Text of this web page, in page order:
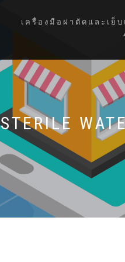
เครื่องมือผ่าตัดและเย็บ
STERILE